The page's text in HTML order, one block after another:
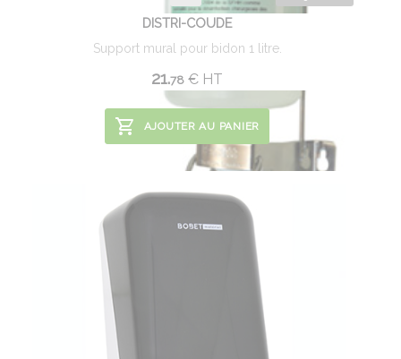
DISTRI-COUDE
Support mural pour bidon 1 litre.
21.78 € HT
AJOUTER AU PANIER